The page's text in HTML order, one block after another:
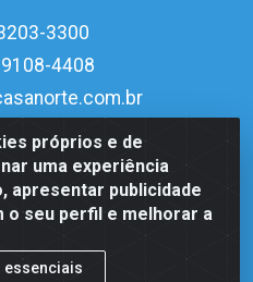
próprios e de
uma experiência
apresentar publicidade
o seu perfil e melhorar a
essenciais
3300
4408
Mário Câmara, 1815 -
- CEP 59054-600 - CNPJ
0001-51